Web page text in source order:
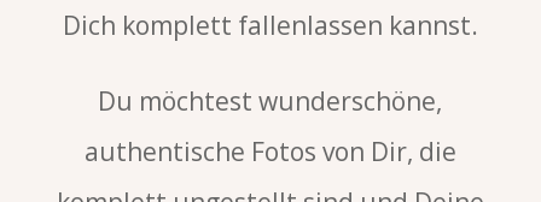
Dich komplett fallenlassen kannst.
Du möchtest wunderschöne,
authentische Fotos von Dir, die